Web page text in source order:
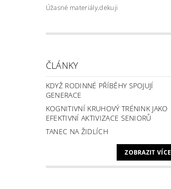
Úžasné materiály,dekuji
ČLÁNKY
KDYŽ RODINNÉ PŘÍBĚHY SPOJUJÍ
GENERACE
KOGNITIVNÍ KRUHOVÝ TRÉNINK JAKO
EFEKTIVNÍ AKTIVIZACE SENIORŮ
TANEC NA ŽIDLÍCH
ZOBRAZIT VÍCE